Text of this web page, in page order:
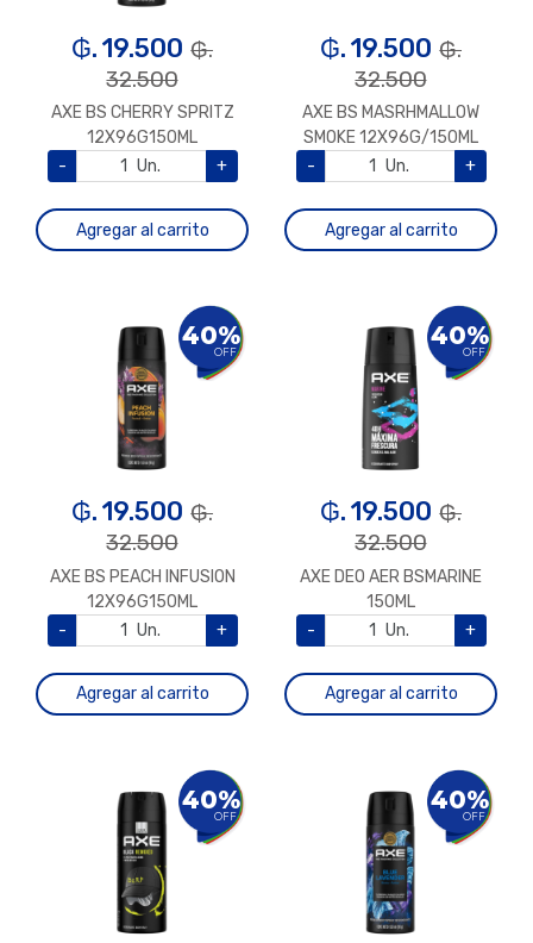
₲. 19.500 ₲.
32.500
AXE BS CHERRY SPRITZ
12X96G150ML
-
Un. +
Agregar al carrito
₲. 19.500 ₲.
32.500
AXE BS MASRHMALLOW
SMOKE 12X96G/150ML
-
Un. +
Agregar al carrito
40%
OFF
₲. 19.500 ₲.
32.500
AXE BS PEACH INFUSION
12X96G150ML
-
Un. +
Agregar al carrito
40%
OFF
₲. 19.500 ₲.
32.500
AXE DEO AER BSMARINE
150ML
-
Un. +
Agregar al carrito
40%
OFF
40%
OFF